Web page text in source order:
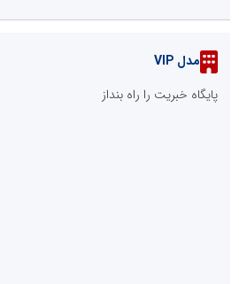
مدل VIP
پایگاه خبریت را راه بنداز